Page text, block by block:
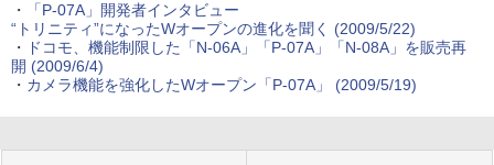
・
「P-07A」開発者インタビュー
“トリニティ”になったWオープンの進化を聞く
(2009/5/22)
・
ドコモ、機能制限した「N-06A」「P-07A」「N-08A」を販売再
開 (2009/6/4)
・ カメラ機能を強化したWオープン「P-07A」 (2009/5/19)